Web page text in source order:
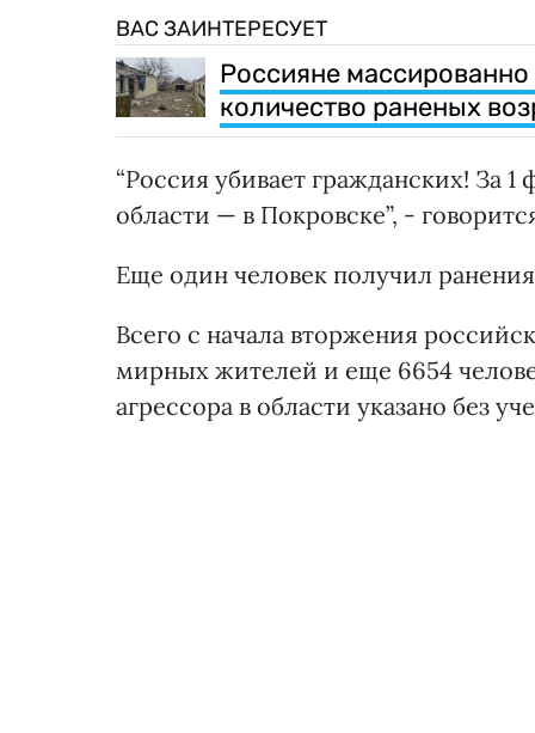
ВАС ЗАИНТЕРЕСУЕТ
Россияне
количество раненых
“Россия убивает гражданских! За
области — в Покровске”, -
Еще один человек получил
Всего с начала вторжения
мирных жителей и еще 6654
агрессора в области указано без